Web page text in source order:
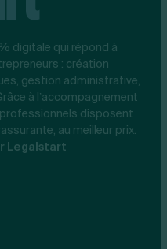
digitale qui répond à
: création
gestion administrative,
à l’accompagnement
disposent
au meilleur prix.
Legalstart